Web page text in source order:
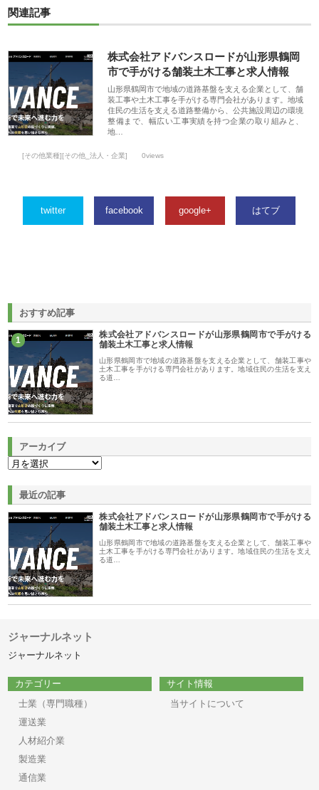
関連記事
株式会社アドバンスロードが山形県鶴岡
市で手がける舗装土木工事と求人情報
山形県鶴岡市で地域の道路基盤を支える企業として、舗
装工事や土木工事を手がける専門会社があります。地域
住民の生活を支える道路整備から、公共施設周辺の環境
整備まで、幅広い工事実績を持つ企業の取り組みと、
地…
[その他業種][その他_法人・企業] 0views
twitter facebook google+ はてブ
おすすめ記事
1
株式会社アドバンスロードが山形県鶴岡市で手がける
舗装土木工事と求人情報
山形県鶴岡市で地域の道路基盤を支える企業として、舗装工事や
土木工事を手がける専門会社があります。地域住民の生活を支え
る道…
アーカイブ
最近の記事
株式会社アドバンスロードが山形県鶴岡市で手がける
舗装土木工事と求人情報
山形県鶴岡市で地域の道路基盤を支える企業として、舗装工事や
土木工事を手がける専門会社があります。地域住民の生活を支え
る道…
ジャーナルネット
ジャーナルネット
カテゴリー
士業（専門職種）
運送業
人材紹介業
製造業
通信業
サイト情報
当サイトについて